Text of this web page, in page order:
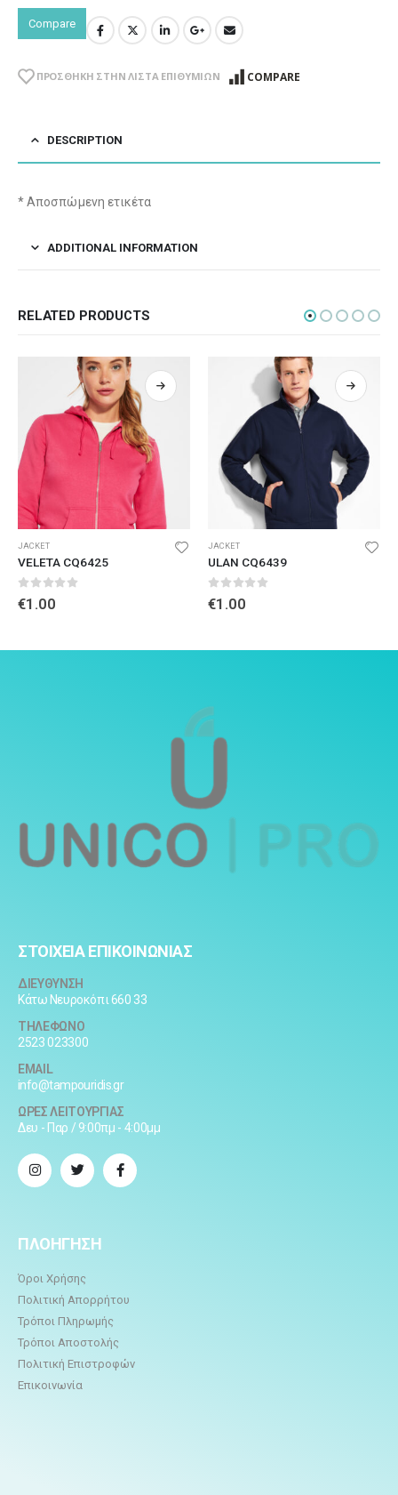
Compare
ΠΡΌΣΘΉΚΗ ΣΤΗΝ ΛΊΣΤΑ ΕΠΙΘΥΜΙΏΝ COMPARE
DESCRIPTION
* Αποσπώμενη ετικέτα
ADDITIONAL INFORMATION
RELATED PRODUCTS
JACKET
VELETA CQ6425
0out of 5
€1.00
JACKET
ULAN CQ6439
0out of 5
€1.00
ΣΤΟΙΧΕΙΑ ΕΠΙΚΟΙΝΩΝΙΑΣ
ΔΙΕΥΘΥΝΣΗ
Κάτω Νευροκόπι 660 33
ΤΗΛΕΦΩΝΟ
2523 023300
EMAIL
info@tampouridis.gr
ΩΡΕΣ ΛΕΙΤΟΥΡΓΙΑΣ
Δευ - Παρ / 9:00πμ - 4:00μμ
ΠΛΟΗΓΗΣΗ
Όροι Χρήσης
Πολιτική Απορρήτου
Τρόποι Πληρωμής
Τρόποι Αποστολής
Πολιτική Επιστροφών
Επικοινωνία